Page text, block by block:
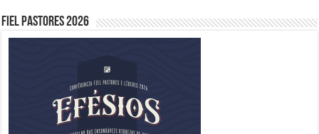
Fiel Pastores 2026